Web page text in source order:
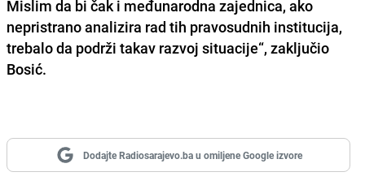
Mislim da bi čak i međunarodna zajednica, ako
nepristrano analizira rad tih pravosudnih institucija,
trebalo da podrži takav razvoj situacije“, zaključio
Bosić.
Dodajte Radiosarajevo.ba u omiljene Google izvore